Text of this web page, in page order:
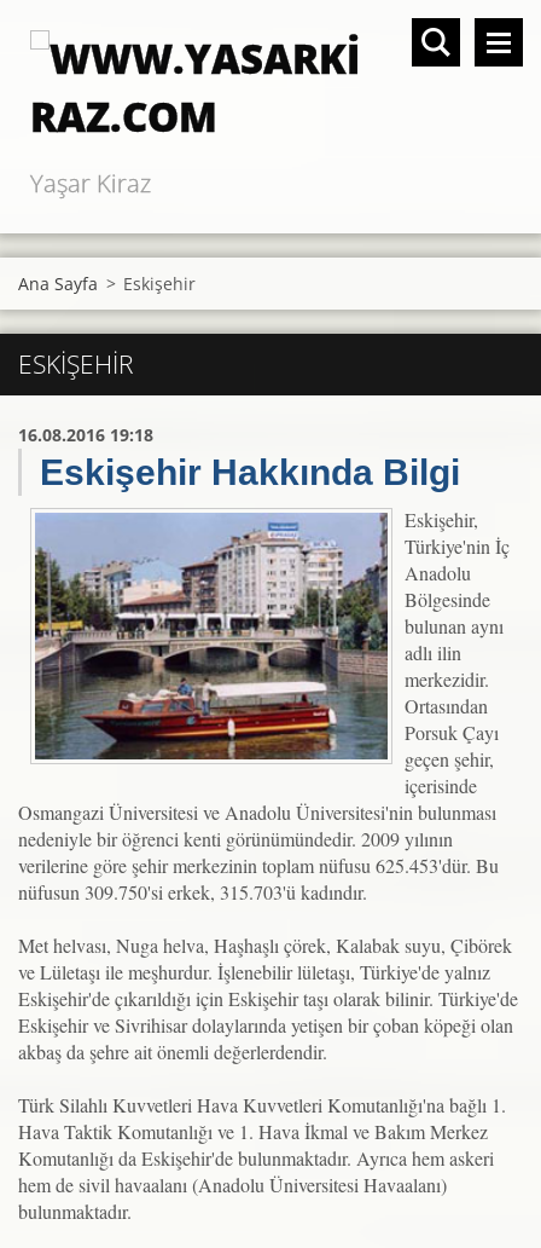
Yaşar Kiraz
Ana Sayfa > Eskişehir
ESKIŞEHIR
16.08.2016 19:18
Eskişehir Hakkında Bilgi
Eskişehir,
Türkiye'nin İç
Anadolu
Bölgesinde
bulunan aynı
adlı ilin
merkezidir.
Ortasından
Porsuk Çayı
geçen şehir,
içerisinde
Osmangazi Üniversitesi ve Anadolu Üniversitesi'nin bulunması
nedeniyle bir öğrenci kenti görünümündedir. 2009 yılının
verilerine göre şehir merkezinin toplam nüfusu 625.453'dür. Bu
nüfusun 309.750'si erkek, 315.703'ü kadındır.
Met helvası, Nuga helva, Haşhaşlı çörek, Kalabak suyu, Çibörek
ve Lületaşı ile meşhurdur. İşlenebilir lületaşı, Türkiye'de yalnız
Eskişehir'de çıkarıldığı için Eskişehir taşı olarak bilinir. Türkiye'de
Eskişehir ve Sivrihisar dolaylarında yetişen bir çoban köpeği olan
akbaş da şehre ait önemli değerlerdendir.
Türk Silahlı Kuvvetleri Hava Kuvvetleri Komutanlığı'na bağlı 1.
Hava Taktik Komutanlığı ve 1. Hava İkmal ve Bakım Merkez
Komutanlığı da Eskişehir'de bulunmaktadır. Ayrıca hem askeri
hem de sivil havaalanı (Anadolu Üniversitesi Havaalanı)
bulunmaktadır.